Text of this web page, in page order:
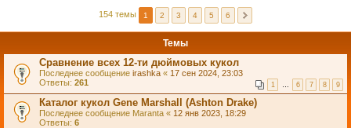
154 темы 1 2 3 4 5 6
Темы
Сравнение всех 12-ти дюймовых кукол
Последнее сообщение irashka « 17 сен 2024, 23:03
Ответы: 261 1 … 6 7 8 9
Каталог кукол Gene Marshall (Ashton Drake)
Последнее сообщение Maranta « 12 янв 2023, 18:29
Ответы: 6